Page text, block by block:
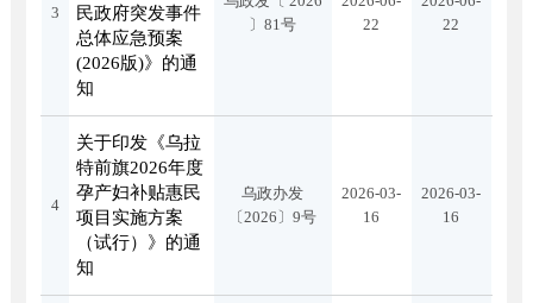
3
民政府突发事件
总体应急预案
(2026版)》的通
知
〕81号
22
22
4
关于印发《乌拉
特前旗2026年度
孕产妇补贴惠民
项目实施方案
（试行）》的通
知
乌政办发
〔2026〕9号
2026-03-
16
2026-03-
16